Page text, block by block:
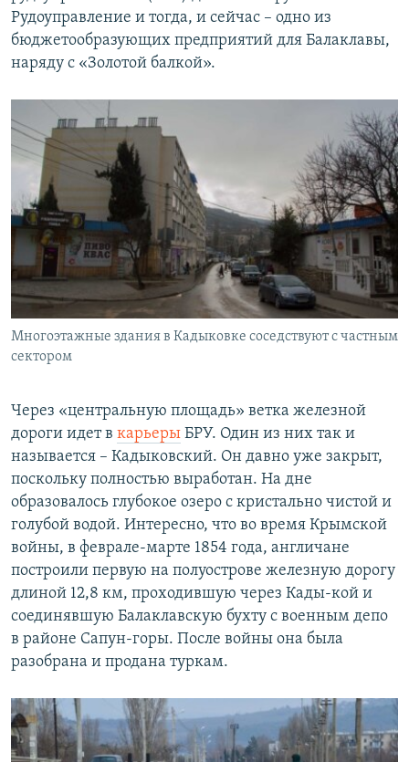
Рудоуправление и тогда, и сейчас – одно из
бюджетообразующих предприятий для Балаклавы,
наряду с «Золотой балкой».
Многоэтажные здания в Кадыковке соседствуют с частным
сектором
Через «центральную площадь» ветка железной
дороги идет в карьеры БРУ. Один из них так и
называется – Кадыковский. Он давно уже закрыт,
поскольку полностью выработан. На дне
образовалось глубокое озеро с кристально чистой и
голубой водой. Интересно, что во время Крымской
войны, в феврале-марте 1854 года, англичане
построили первую на полуострове железную дорогу
длиной 12,8 км, проходившую через Кады-кой и
соединявшую Балаклавскую бухту с военным депо
в районе Сапун-горы. После войны она была
разобрана и продана туркам.